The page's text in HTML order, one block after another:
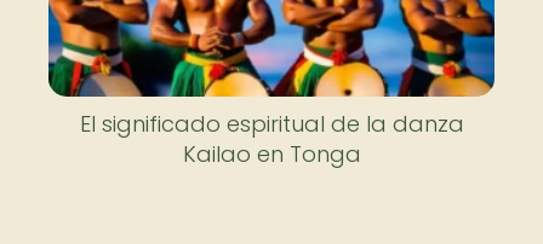
El significado espiritual de la danza
Kailao en Tonga